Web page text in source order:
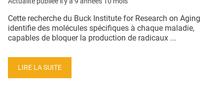
PUBLICITÉ
CONTACT
Cette recherche du Buck Institute for Research on Aging
identifie des molécules spécifiques à chaque maladie,
capables de bloquer la production de radicaux ...
LIRE LA SUITE